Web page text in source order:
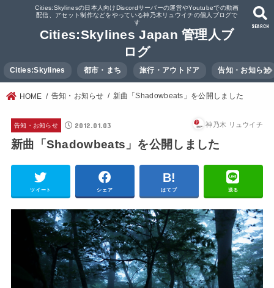
Cities:Skylinesの日本人向けDiscordサーバーの運営やYoutubeでの動画
配信、アセット制作などをやっている神乃木リュウイチの個人ブログで
す
Cities:Skylines Japan 管理人ブ
ログ
SEARCH
Cities:Skylines 都市・まち 旅行・アウトドア 告知・お知らせ
HOME 告知・お知らせ 新曲「Shadowbeats」を公開しました
告知・お知らせ 2012.01.03 神乃木 リュウイチ
新曲「Shadowbeats」を公開しました
ツイート シェア はてブ 送る